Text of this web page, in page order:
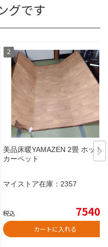
グです
美品床暖YAMAZEN 2畳 ホット
カーペット
マイストア在庫： 2357
税込 7540
カートに入れる